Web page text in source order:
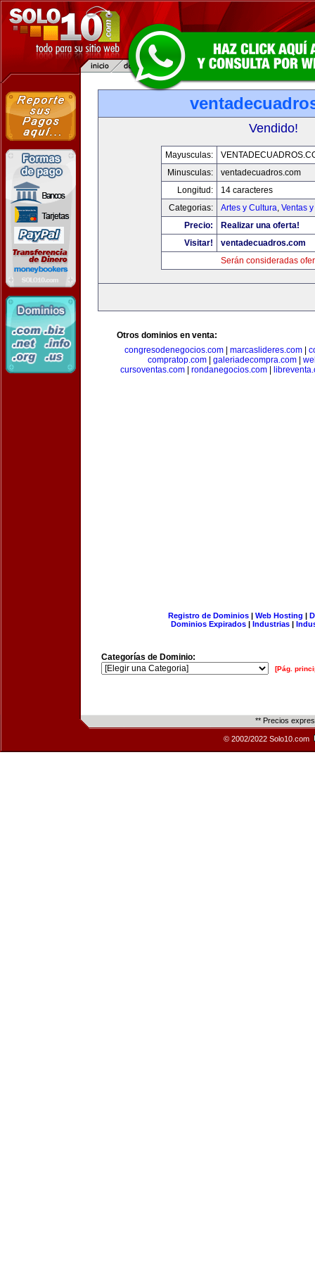
Vendido!
Mayusculas:
Minusculas:
ventadecuadros.com
Longitud:
14 caracteres
Categorias:
Artes y Cultura, Ventas
Precio:
Realizar una oferta!
Visitar!
ventadecuadros.com
Serán consideradas
Otros dominios en venta:
congresodenegocios.com| marcaslideres.com|
compratop.com| galeriadecompra.com|
cursoventas.com
rondanegocios.com
Registro de Dominios| Web Hosting |
Dominios Expirados | Industrias |
Categorías de Dominio:
[Pág.
** Precios
© 2002/2022 Solo10.com